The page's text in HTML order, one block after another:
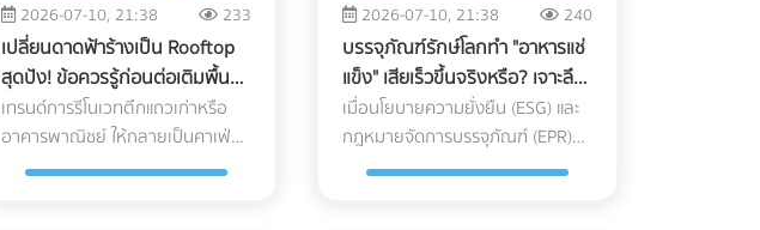
ความน่าเชื่อถือขององค์กรก็จะลด
ลงทันที บทความนี้จะพาคุณไปเจาะ
ลึกความเสี่ยง และมาตรฐาน
Logistics ที่ธุรกิจเครื่องมือแพทย์
ต้องรู้ในปี 2026 ครับ 3 ความเสี่ยง
แฝงที่เครื่องมือแพทย์ต้องเผชิญ
โรงแรมหรือผู้บริหารที่ต้องการเพิ่ม
Occupancy Rate โดยเฉพาะในช่วง
Low Season นี่คือจังหวะทองในการ
ปรับกลยุทธ์ครับ ทำไมการตลาดแบบ
เดิมถึงปิดการขายกลุ่ม Nomad ไม่
ได้? พฤติกรรมการจองที่พักของ
2026-07-10, 21:38 233
เปลี่ยนดาดฟ้าร้างเป็น Rooftop
สุดปัง! ข้อควรรู้ก่อนต่อเติมพื้นที่
ชั้นบนสุดของอาคาร
เทรนด์การรีโนเวทตึกแถวเก่าหรือ
อาคารพาณิชย์ ให้กลายเป็นคาเฟ่
ชิคๆ บาร์นั่งชิลรับลม หรือสวน
2026-07-10, 21:38 240
บรรจุภัณฑ์รักษ์โลกทำ "อาหารแช่
แข็ง" เสียเร็วขึ้นจริงหรือ? เจาะลึก
ทางรอดเรื่อง Shelf Life และ
Freezer Burn สำหรับโรงงาน
อุตสาหกรรม
เมื่อนโยบายความยั่งยืน (ESG) และ
กฎหมายจัดการบรรจุภัณฑ์ (EPR)
ทั่วโลกในปี 2026 ทวีความเข้มงวด